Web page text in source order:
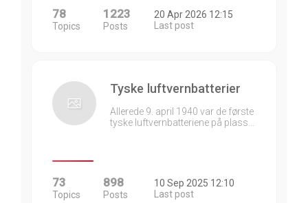
78
Topics
1223
Posts
20 Apr 2026 12:15
Last post
Tyske luftvernbatterier
Allerede 9. april 1940 var de første
tyske luftvernbatteriene på plass…
73
Topics
898
Posts
10 Sep 2025 12:10
Last post